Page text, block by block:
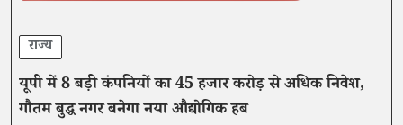
राज्य
यूपी में 8 बड़ी कंपनियों का 45 हजार करोड़ से अधिक निवेश,
गौतम बुद्ध नगर बनेगा नया औद्योगिक हब